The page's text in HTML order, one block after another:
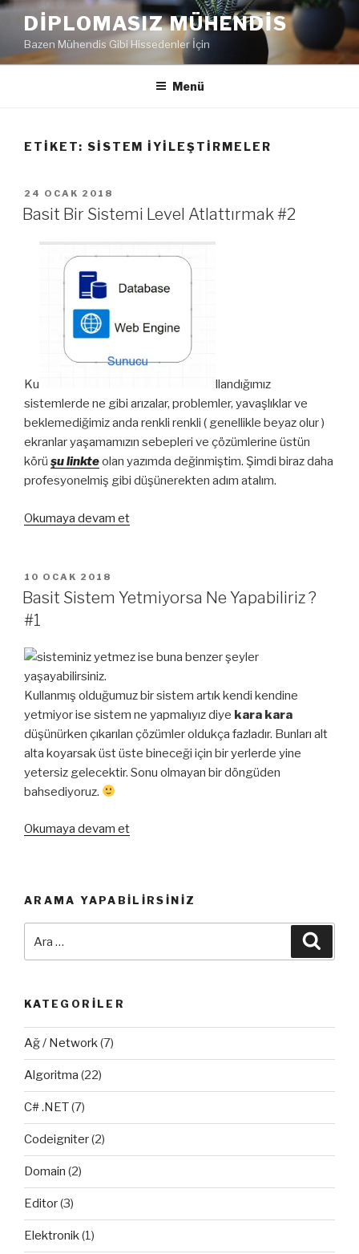
İçeriğe
DIPLOMASIZ MÜHENDIS
Bazen Mühendis Gibi Hissedenler İçin
Menü
ETIKET: SISTEM IYILEŞTIRMELER
YAYIM
TARIHI
24 OCAK 2018
Basit Bir Sistemi Level Atlattırmak #2
Ku
llandığımız
sistemlerde ne gibi arızalar, problemler, yavaşlıklar ve
beklemediğimiz anda renkli renkli ( genellikle beyaz olur )
ekranlar yaşamamızın sebepleri ve çözümlerine üstün
körü şu linkteolan yazımda değinmiştim. Şimdi biraz daha
profesyonelmiş gibi düşünerekten adım atalım.
Okumaya devam et“Basit
Atlattırmak
YAYIM
TARIHI
10 OCAK 2018
Basit Sistem Yetmiyorsa Ne Yapabiliriz ?
#1
Kullanmış olduğumuz bir sistem artık kendi kendine
yetmiyor ise sistem ne yapmalıyız diye kara kara
düşünürken çıkarılan çözümler oldukça fazladır. Bunları alt
alta koyarsak üst üste bineceği için bir yerlerde yine
yetersiz gelecektir. Sonu olmayan bir döngüden
bahsediyoruz.
Okumaya devam et“Basit
Yapabiliriz
?
ARAMA YAPABILIRSINIZ
KATEGORILER
Ağ / Network(7)
Algoritma (22)
C# .NET(7)
Codeigniter(2)
Domain (2)
Editor(3)
Elektronik(1)